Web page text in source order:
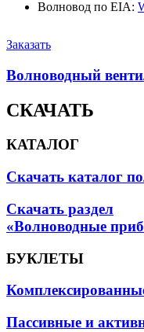
Волновод по EIA:
Заказать
Волноводный
СКАЧАТЬ
КАТАЛОГ
Скачать каталог
Скачать раздел
«Волноводные
БУКЛЕТЫ
Пассивные и